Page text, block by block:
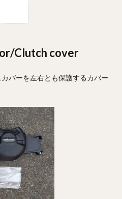
Clutch cover
バーを左右とも保護するカバー